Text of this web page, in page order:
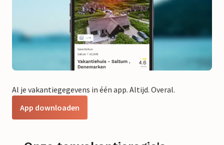
Al je vakantiegegevens in één app. Altijd. Overal.
App downloaden